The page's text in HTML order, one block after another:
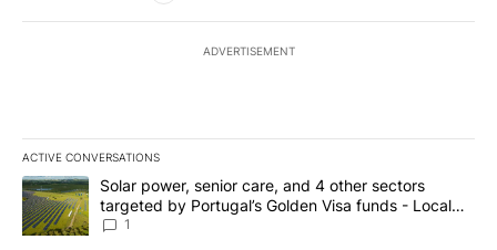
ADVERTISEMENT
ACTIVE CONVERSATIONS
The following is a list of the most commented articles in the last
A trending article titled "Solar power, senior care, and 4 other
Solar power, senior care, and 4 other sectors
targeted by Portugal’s Golden Visa funds - Local
News 8
1